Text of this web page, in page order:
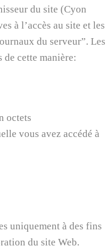
du site (Cyon
à l’accès au site et les
du serveur”. Les
de cette manière:
octets
vous avez accédé à
uniquement à des fins
du site Web.